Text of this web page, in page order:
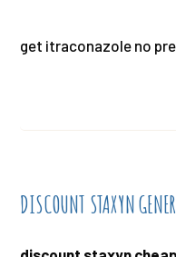
get itraconazole no
DISCOUNT STAXYN